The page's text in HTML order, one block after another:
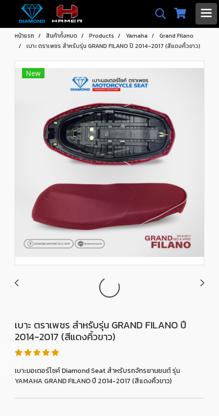
หน้าแรก สินค้าทั้งหมด Products Yamaha
Grand Filano
เบาะ ตราเพชร สำหรับรุ่น GRAND FILANO ปี 2014-2017 (สีแดงคิ้วขาว)
New
เบาะ ตราเพชร สำหรับรุ่น GRAND FILANO ปี
2014-2017 (สีแดงคิ้วขาว)
เบาะมอเตอร์ไซค์ Diamond Seat สำหรับรถจักรยานยนต์ รุ่น
YAMAHA GRAND FILANO ปี 2014-2017 (สีแดงคิ้วขาว)